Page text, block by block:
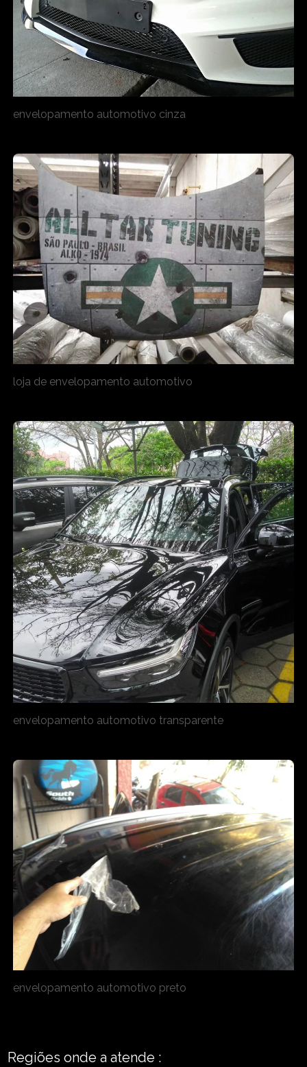
envelopamento automotivo cinza
loja de envelopamento automotivo
envelopamento automotivo transparente
envelopamento automotivo preto
Regiões onde a atende :